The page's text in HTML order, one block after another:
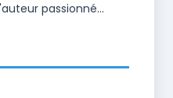
passionné...